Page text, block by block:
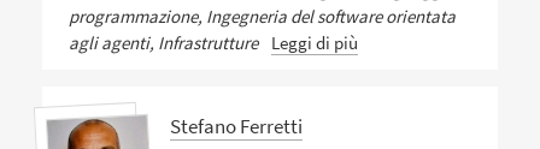
programmazione, Ingegneria del software orientata
agli agenti, Infrastrutture
Leggi di più
Stefano Ferretti